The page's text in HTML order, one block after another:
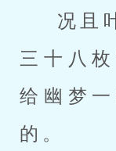
况且
三十八
给幽梦
的。